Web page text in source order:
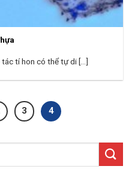
tí hon có thể tự di [...]
3 4